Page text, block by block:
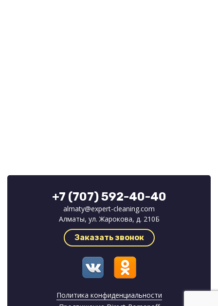
+7 (707) 592-40-40
almaty@expert-cleaning.com
Алматы, ул. Жарокова, д. 210Б
Заказать звонок
Политика конфиденциальности